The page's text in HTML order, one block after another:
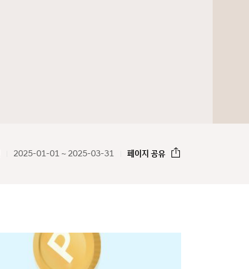
2025-01-01 ~ 2025-03-31 페이지 공유